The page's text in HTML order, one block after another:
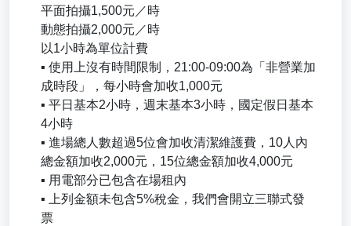
平面拍攝1,500元／時
動態拍攝2,000元／時
以1小時為單位計費
▪️ 使用上沒有時間限制，21:00-09:00為「非營業加
成時段」，每小時會加收1,000元
▪️ 平日基本2小時，週末基本3小時，國定假日基本
4小時
▪️ 進場總人數超過5位會加收清潔維護費，10人內
總金額加收2,000元，15位總金額加收4,000元
▪️ 用電部分已包含在場租內
▪️ 上列金額未包含5%稅金，我們會開立三聯式發
票